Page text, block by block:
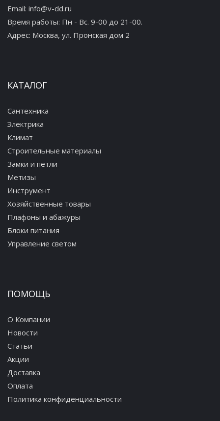
Email: info@v-dd.ru
Время работы: Пн - Вс. 9-00 до 21-00.
Адрес: Москва, ул. Пронская дом 2
КАТАЛОГ
Сантехника
Электрика
Климат
Строительные материалы
Замки и петли
Метизы
Инструмент
Хозяйственные товары
Плафоны и абажуры
Блоки питания
Управление светом
ПОМОЩЬ
О Компании
Новости
Статьи
Акции
Доставка
Оплата
Политика конфиденциальности